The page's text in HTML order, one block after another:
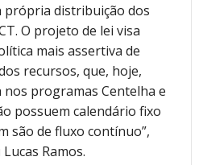
própria distribuição dos
O projeto de lei visa
mais assertiva de
recursos, que, hoje,
nos programas Centelha e
possuem calendário fixo
são de fluxo contínuo”,
Ramos.